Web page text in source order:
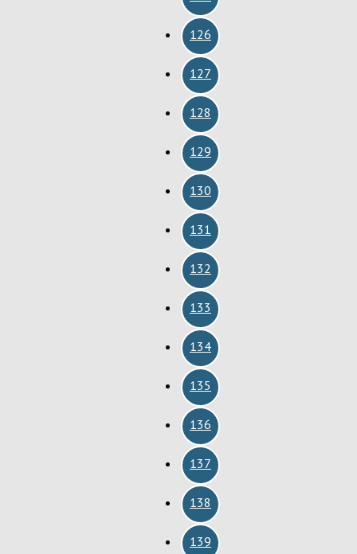
126
127
128
129
130
131
132
133
134
135
136
137
138
139